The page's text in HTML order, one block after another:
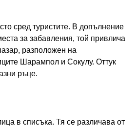
сред туристите. В допълнение
за забавления, той привлича
разположен на
Шарампол и Сокулу. Оттук
ръце.
в списъка. Тя се различава от